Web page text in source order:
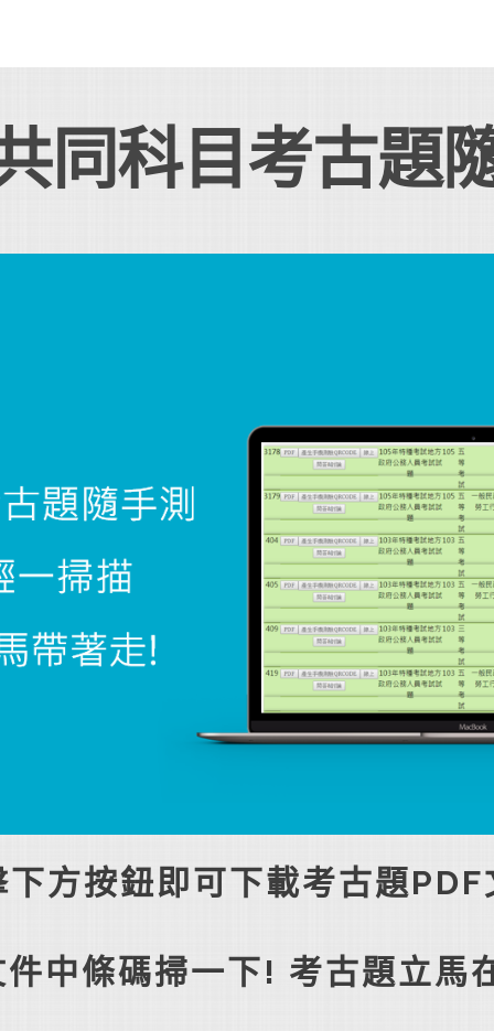
同科目考古題
下方按鈕即可下載考古題PDF
件中條碼掃一下! 考古題立馬